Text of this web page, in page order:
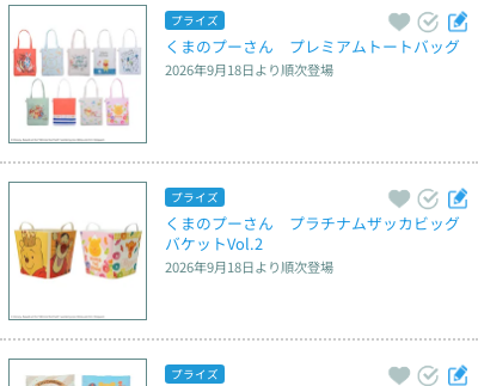
プライズ
くまのプーさん　プレミアムトートバッグ
2026年9月18日より順次登場
プライズ
くまのプーさん　プラチナムザッカビッグ
バケットVol.2
2026年9月18日より順次登場
プライズ